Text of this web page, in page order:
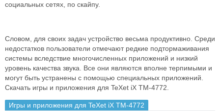
социальных сетях, по скайпу.
Словом, для своих задач устройство весьма продуктивно. Среди
недостатков пользователи отмечают редкие подтормаживания
системы вследствие многочисленных приложений и низкий
уровень качества звука. Все они являются вполне терпимыми и
могут быть устранены с помощью специальных приложений.
Скачать игры и приложения для TeXet iX TM-4772.
Игры и приложения для TeXet iX TM-4772